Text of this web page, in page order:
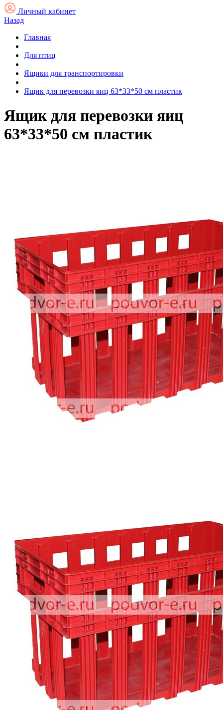
Личный кабинет
Назад
Главная
Для птиц
Ящики для транспортировки
Ящик для перевозки яиц 63*33*50 см пластик
Ящик для перевозки яиц
63*33*50 см пластик